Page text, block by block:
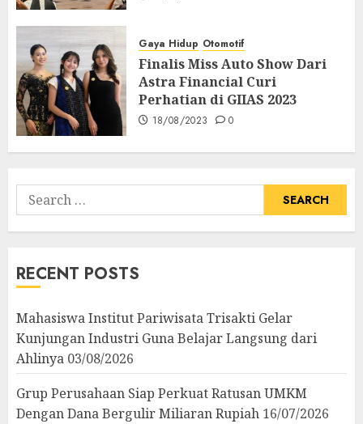
Gaya Hidup Otomotif
Finalis Miss Auto Show Dari
Astra Financial Curi
Perhatian di GIIAS 2023
18/08/2023 0
Search
for:
RECENT POSTS
Mahasiswa Institut Pariwisata Trisakti Gelar
Kunjungan Industri Guna Belajar Langsung dari
Ahlinya 03/08/2026
Grup Perusahaan Siap Perkuat Ratusan UMKM
Dengan Dana Bergulir Miliaran Rupiah 16/07/2026